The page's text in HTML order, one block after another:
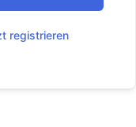
registrieren